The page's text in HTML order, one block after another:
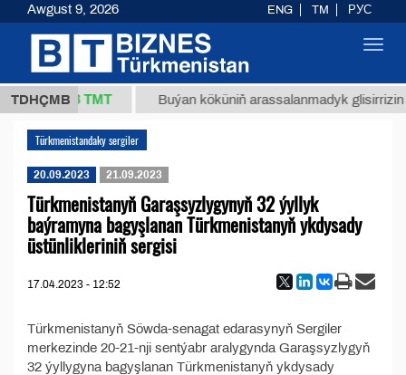
TDHÇMB
(kg.) 37,8 ТМТ Buýan köküniň arassalanmadyk glisirrizin
Türkmenistandaky sergiler
20.09.2023 21.09.2023
Türkmenistanyň Garaşsyzlygynyň 32 ýyllyk
baýramyna bagyşlanan Türkmenistanyň ykdysady
üstünlikleriniň sergisi
17.04.2023 - 12:52
Türkmenistanyň Söwda-senagat edarasynyň Sergiler
merkezinde 20-21-nji sentýabr aralygynda Garaşsyzlygyň
32 ýyllygyna bagyşlanan Türkmenistanyň ykdysady
Awgust 9, 2026 ENG TM РУС